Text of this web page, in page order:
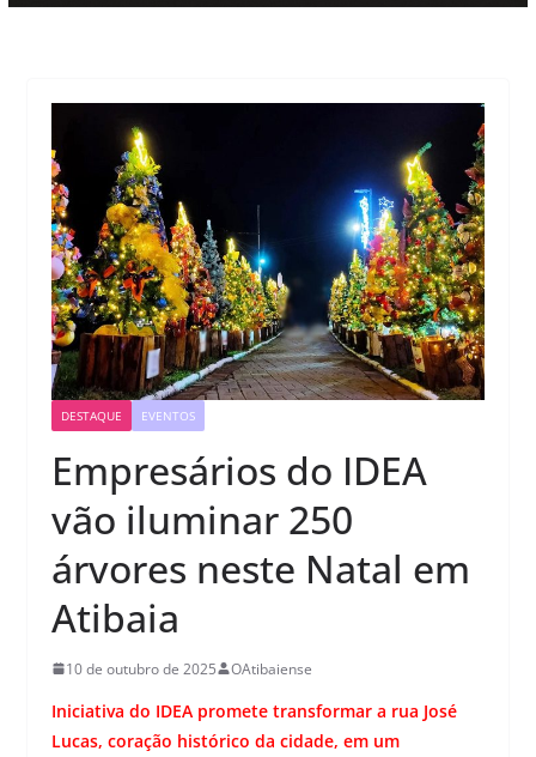
DESTAQUE EVENTOS
Empresários do IDEA
vão iluminar 250
árvores neste Natal em
Atibaia
10 de outubro de 2025 OAtibaiense
Iniciativa do IDEA promete transformar a rua José
Lucas, coração histórico da cidade, em um